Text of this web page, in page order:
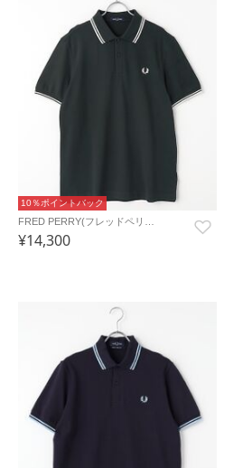
10％ポイントバック
FRED PERRY(フレッドペリ…
¥14,300